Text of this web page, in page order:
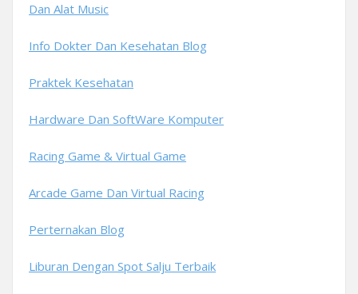
Dan Alat Music
Info Dokter Dan Kesehatan Blog
Praktek Kesehatan
Hardware Dan SoftWare Komputer
Racing Game & Virtual Game
Arcade Game Dan Virtual Racing
Perternakan Blog
Liburan Dengan Spot Salju Terbaik